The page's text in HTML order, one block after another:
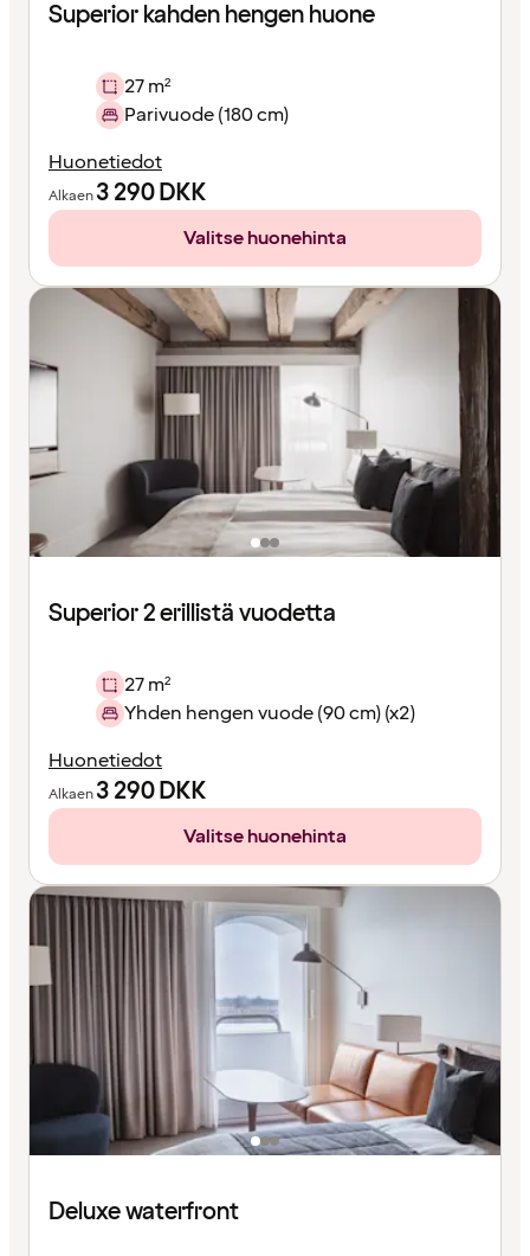
Superior kahden hengen huone
27 m²
Parivuode (180 cm)
Huonetiedot
Alkaen3 290DKK
Valitse huonehinta
Superior 2 erillistä vuodetta
27 m²
Yhden hengen vuode (90 cm) (x2)
Huonetiedot
Alkaen3 290DKK
Valitse huonehinta
Deluxe waterfront